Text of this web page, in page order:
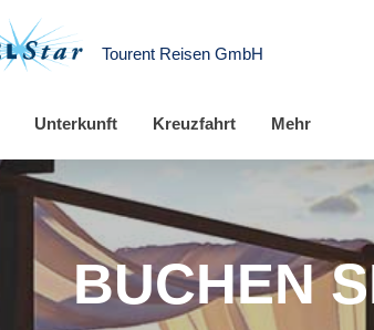
Tourent Reisen GmbH
Unterkunft Kreuzfahrt Mehr
BUCHEN